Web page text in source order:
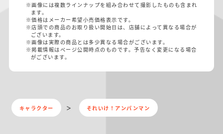
※画像には複数ラインナップを組み合わせて撮影したものも含まれ
ます。
※価格はメーカー希望小売価格表示です。
※店頭での商品のお取り扱い開始日は、店舗によって異なる場合が
ございます。
※画像は実際の商品とは多少異なる場合がございます。
※掲載情報はページ公開時点のものです。予告なく変更になる場合
がございます。
キャラクター それいけ！アンパンマン